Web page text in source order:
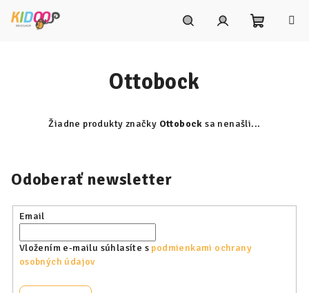
Ottobock
Žiadne produkty značky Ottobock sa nenašli...
Odoberať newsletter
Email
Vložením e-mailu súhlasíte s podmienkami ochrany
osobných údajov